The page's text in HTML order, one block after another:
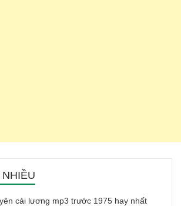
cải lương mp3 trước 1975 hay nhất